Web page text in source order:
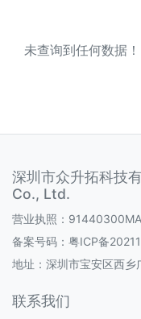
未查询到任何数据！
深圳市众升拓科技
Co., Ltd.
营业执照：
备案号码： 粤ICP备
地址：深圳市宝安区西
联系我们